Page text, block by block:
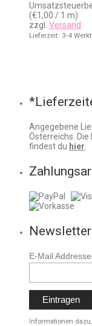
(€1,00 / 1 m)
zzgl. Versand
Lieferzeit: 3-4
Angegebene
Österreichs.
findest du hier
Newsletter
E-Mail Addresse
Informationen